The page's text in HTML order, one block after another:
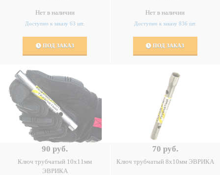
Нет в наличии
Доступно к заказу 63 шт.
ПОД ЗАКАЗ
Нет в наличии
Доступно к заказу 836 шт.
ПОД ЗАКАЗ
90 руб.
Ключ трубчатый 10х11мм
ЭВРИКА
70 руб.
Ключ трубчатый 8х10мм ЭВРИКА